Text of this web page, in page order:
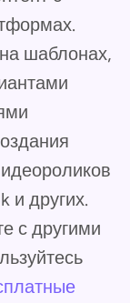
шаблонах,
и других.
с другими